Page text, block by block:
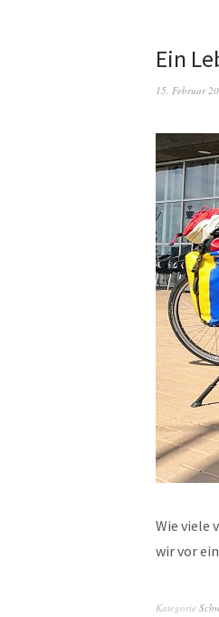
Ein
15. Februar
Wie viele
wir vor
Kategorie